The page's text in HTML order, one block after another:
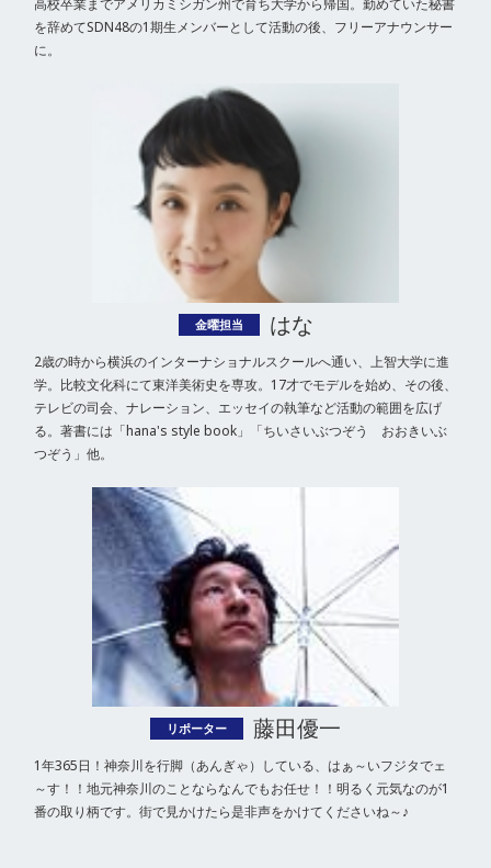
高校卒業までアメリカミシガン州で育ち大学から帰国。勤めていた秘書
を辞めてSDN48の1期生メンバーとして活動の後、フリーアナウンサー
に。
金曜担当 はな
2歳の時から横浜のインターナショナルスクールへ通い、上智大学に進
学。比較文化科にて東洋美術史を専攻。17才でモデルを始め、その後、
テレビの司会、ナレーション、エッセイの執筆など活動の範囲を広げ
る。著書には「hana's style book」「ちいさいぶつぞう　おおきいぶ
つぞう」他。
リポーター 藤田優一
1年365日！神奈川を行脚（あんぎゃ）している、はぁ～いフジタでェ
～す！！地元神奈川のことならなんでもお任せ！！明るく元気なのが1
番の取り柄です。街で見かけたら是非声をかけてくださいね～♪